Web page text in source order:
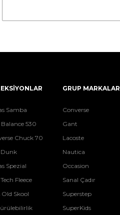
Samba
530
Chuck 70
Dunk
Spezial
Fleece
Old Skool
GRUP MARKALAR
Converse
Gant
Lacoste
Nautica
Occasion
Sanal Çadır
Superstep
SuperKids